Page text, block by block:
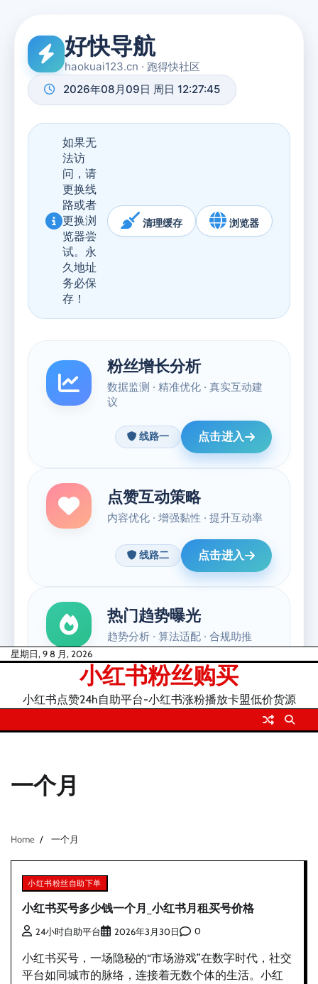
Skip星期日, 9 8 月, 2026
小红书粉丝购买
小红书点赞24h自助平台-小红书涨粉播放卡盟低价货源
一个月
Home 一个月
小红书粉丝自助下单
小红书买号多少钱一个月_小红书月租买号价格
24小时自助平台 2026年3月30日 0
小红书买号，一场隐秘的“市场游戏”在数字时代，社交
平台如同城市的脉络，连接着无数个体的生活。小红